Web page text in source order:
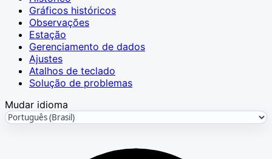
Gráficos históricos
Observações
Estação
Gerenciamento de dados
Ajustes
Atalhos de teclado
Solução de problemas
Mudar idioma